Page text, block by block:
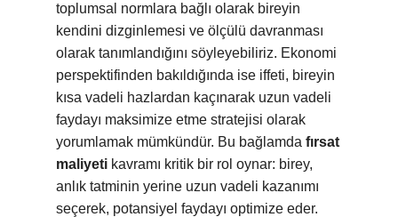
toplumsal normlara bağlı olarak bireyin
kendini dizginlemesi ve ölçülü davranması
olarak tanımlandığını söyleyebiliriz. Ekonomi
perspektifinden bakıldığında ise iffeti, bireyin
kısa vadeli hazlardan kaçınarak uzun vadeli
faydayı maksimize etme stratejisi olarak
yorumlamak mümkündür. Bu bağlamda fırsat
maliyeti kavramı kritik bir rol oynar: birey,
anlık tatminin yerine uzun vadeli kazanımı
seçerek, potansiyel faydayı optimize eder.